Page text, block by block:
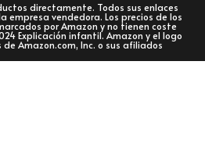
directamente. Todos sus enlaces
empresa vendedora. Los precios de los
por Amazon y no tienen coste
Explicación infantil. Amazon y el logo
Amazon.com, Inc. o sus afiliados